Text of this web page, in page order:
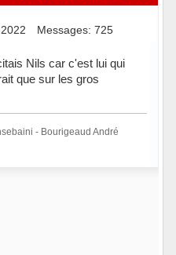
Messages: 725
Nils car c'est lui qui
que sur les gros
- Bourigeaud André